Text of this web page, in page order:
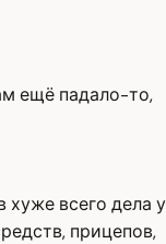
ещё падало-то,
всего дела у
прицепов,